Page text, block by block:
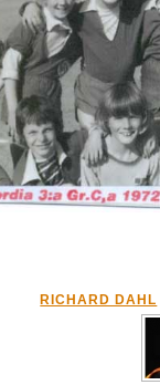
RICHARD DAHL